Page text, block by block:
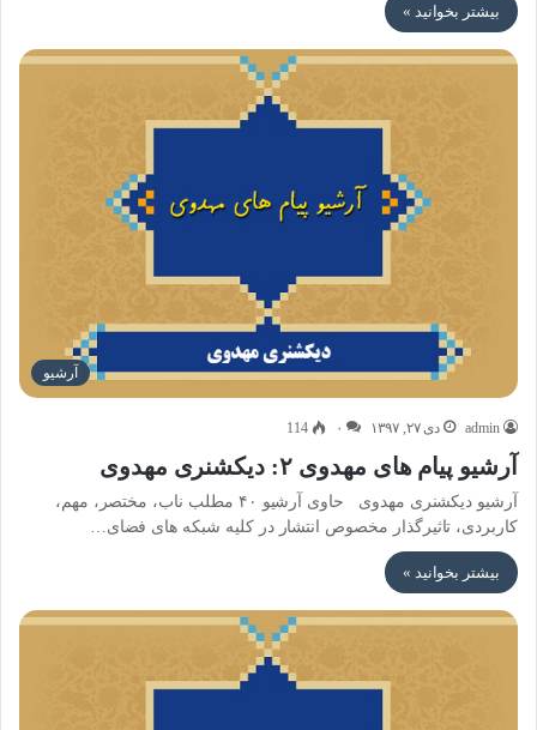
بیشتر بخوانید »
آرشیو
admin دی ۲۷, ۱۳۹۷ ۰ 114
آرشیو پیام های مهدوی ۲: دیکشنری مهدوی
آرشیو دیکشنری مهدوی حاوی آرشیو ۴۰ مطلب ناب، مختصر، مهم،
کاربردی، تاثیرگذار مخصوص انتشار در کلیه شبکه های فضای…
بیشتر بخوانید »